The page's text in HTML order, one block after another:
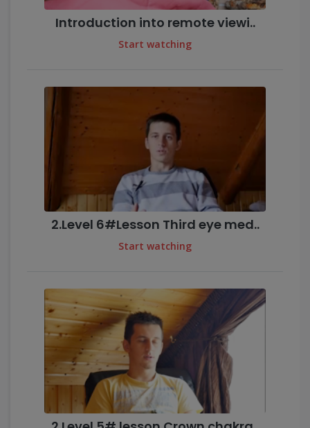
Introduction into remote viewi..
Start watching
2.Level 6#Lesson Third eye med..
Start watching